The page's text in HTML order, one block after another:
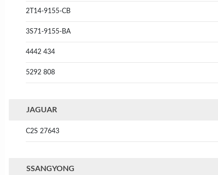
2T14-9155-CB
3S71-9155-BA
4442 434
5292 808
JAGUAR
C2S 27643
SSANGYONG